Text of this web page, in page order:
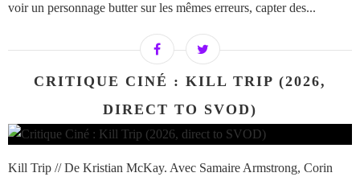
voir un personnage butter sur les mêmes erreurs, capter des...
CRITIQUE CINÉ : KILL TRIP (2026,
DIRECT TO SVOD)
Kill Trip // De Kristian McKay. Avec Samaire Armstrong, Corin